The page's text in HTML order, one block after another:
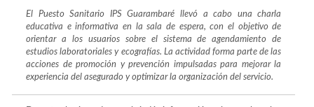
El Puesto Sanitario IPS Guarambaré llevó a cabo una charla
educativa e informativa en la sala de espera, con el objetivo de
orientar a los usuarios sobre el sistema de agendamiento de
estudios laboratoriales y ecografías. La actividad forma parte de las
acciones de promoción y prevención impulsadas para mejorar la
experiencia del asegurado y optimizar la organización del servicio.